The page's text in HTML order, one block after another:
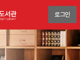
로그인